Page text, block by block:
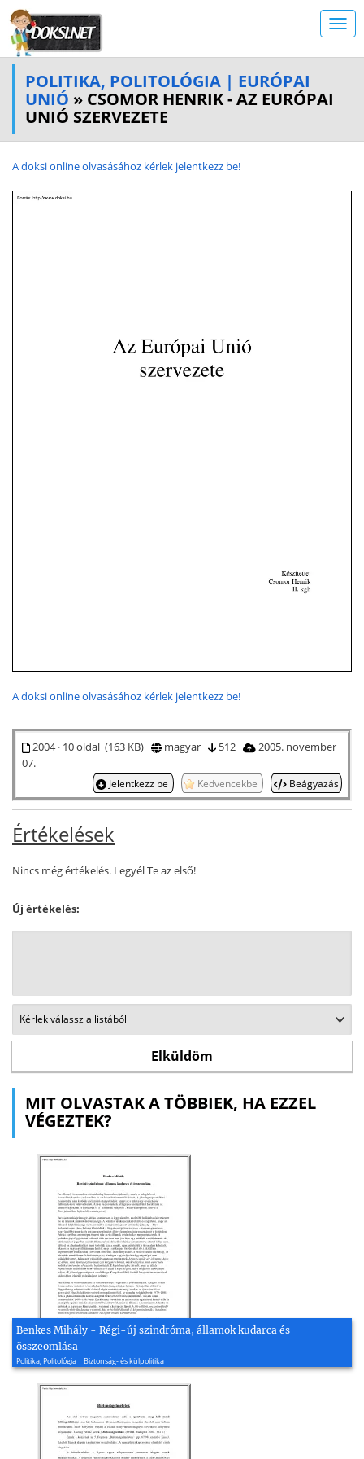
POLITIKA, POLITOLÓGIA | EURÓPAI
UNIÓ » CSOMOR HENRIK - AZ EURÓPAI
UNIÓ SZERVEZETE
A doksi online olvasásához kérlek jelentkezz be!
A doksi online olvasásához kérlek jelentkezz be!
2004 · 10 oldal (163 KB) magyar 512
2005. november
07.
Jelentkezz be Kedvencekbe Beágyazás
Értékelések
Nincs még értékelés. Legyél Te az első!
Új értékelés:
MIT OLVASTAK A TÖBBIEK, HA EZZEL
VÉGEZTEK?
Benkes Mihály - Régi-új szindróma, államok kudarca és
összeomlása
Politika, Politológia | Biztonság- és külpolitika